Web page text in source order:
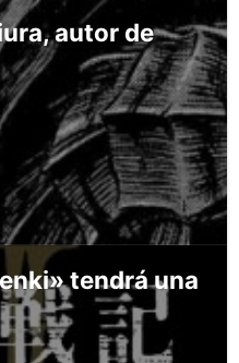
autor de
tendrá una